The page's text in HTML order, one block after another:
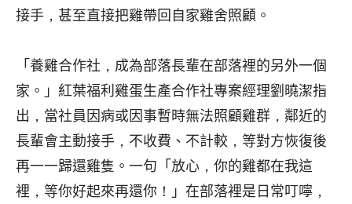
接手，甚至直接把雞帶回自家雞舍照顧。
「養雞合作社，成為部落長輩在部落裡的另外一個
家。」紅葉福利雞蛋生產合作社專案經理劉曉潔指
出，當社員因病或因事暫時無法照顧雞群，鄰近的
長輩會主動接手，不收費、不計較，等對方恢復後
再一一歸還雞隻。一句「放心，你的雞都在我這
裡，等你好起來再還你！」在部落裡是日常叮嚀，